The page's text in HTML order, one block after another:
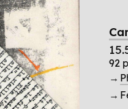
92
→
→